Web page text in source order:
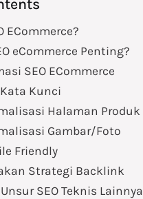
ECommerce?
eCommerce Penting?
SEO ECommerce
Kata Kunci
Halaman Produk
Gambar/Foto
Friendly
Strategi Backlink
SEO Teknis Lainnya